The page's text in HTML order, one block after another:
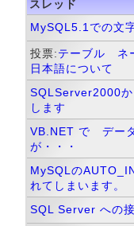
スレッド
MySQL5.1での文
投票:テーブル ネ
日本語について
SQLServer2000
します
VB.NET で デー
が・・・
MySQLの
れてしまいます。
SQL Server への